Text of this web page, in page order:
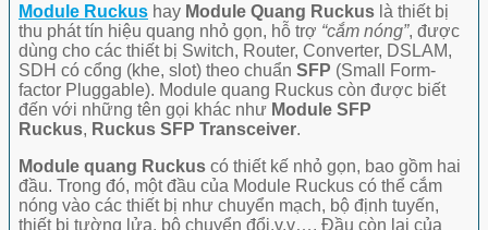
Module Ruckus hay Module Quang Ruckus là thiết bị
thu phát tín hiệu quang nhỏ gọn, hỗ trợ “cắm nóng”, được
dùng cho các thiết bị Switch, Router, Converter, DSLAM,
SDH có cổng (khe, slot) theo chuẩn SFP (Small Form-
factor Pluggable). Module quang Ruckus còn được biết
đến với những tên gọi khác như Module SFP
Ruckus, Ruckus SFP Transceiver.
Module quang Ruckus có thiết kế nhỏ gọn, bao gồm hai
đầu. Trong đó, một đầu của Module Ruckus có thể cắm
nóng vào các thiết bị như chuyển mạch, bộ định tuyến,
thiết bị tường lửa, bộ chuyển đổi.v.v…. Đầu còn lại của